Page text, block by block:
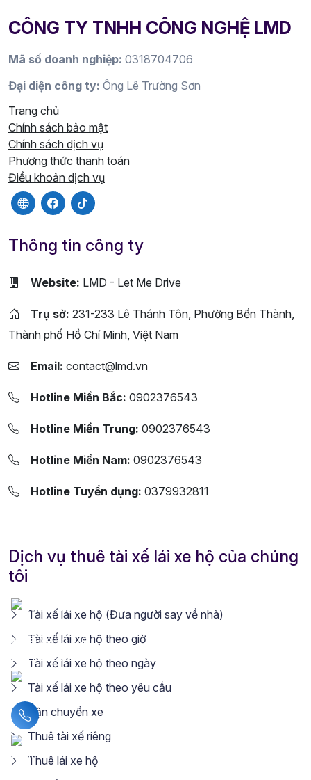
CÔNG TY TNHH CÔNG NGHỆ LMD
Mã số doanh nghiệp: 0318704706
Đại diện công ty: Ông Lê Trường Sơn
Trang chủ
Chính sách bảo mật
Chính sách dịch vụ
Phương thức thanh toán
Điều khoản dịch vụ
Thông tin công ty
Website: LMD - Let Me Drive
Trụ sở: 231-233 Lê Thánh Tôn, Phường Bến Thành,
Thành phố Hồ Chí Minh, Việt Nam
Email: contact@lmd.vn
Hotline Miền Bắc: 0902376543
Hotline Miền Trung: 0902376543
Hotline Miền Nam: 0902376543
Hotline Tuyển dụng: 0379932811
Dịch vụ thuê tài xế lái xe hộ của chúng
tôi
Tài xế lái xe hộ (Đưa người say về nhà)
Tài xế lái xe hộ theo giờ
Tài xế lái xe hộ theo ngày
Tài xế lái xe hộ theo yêu cầu
Vận chuyển xe
Thuê tài xế riêng
Thuê lái xe hộ
Liên hệ hotline